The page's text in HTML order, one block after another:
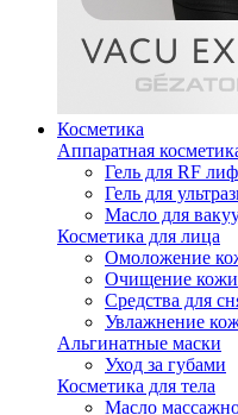
Косметика
Аппаратная
Гель для RF
Гель для
Масло для
Косметика для лица
Омоложение
Очищение кожи
Средства для
Увлажнение
Альгинатные маски
Уход за губами
Косметика для тела
Масло